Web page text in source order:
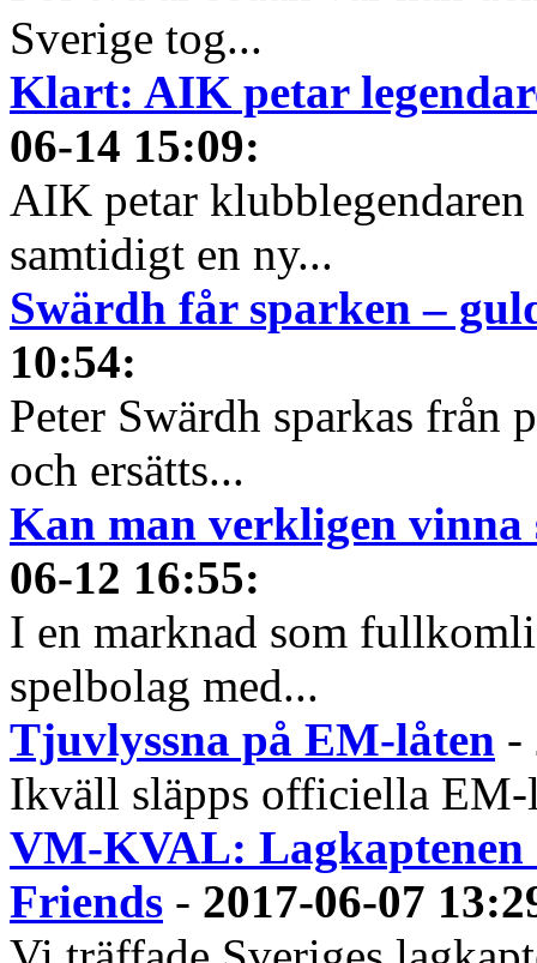
Sverige tog...
Klart: AIK petar
06-14 15:09:
AIK petar
samtidigt en ny...
Swärdh får sparken –
10:54:
Peter Swärdh sparkas från
och ersätts...
Kan man verkligen
06-12 16:55:
I en marknad som
spelbolag med...
Tjuvlyssna på EM-låten -
Ikväll släpps officiella
VM-KVAL:
Friends - 2017-06-07